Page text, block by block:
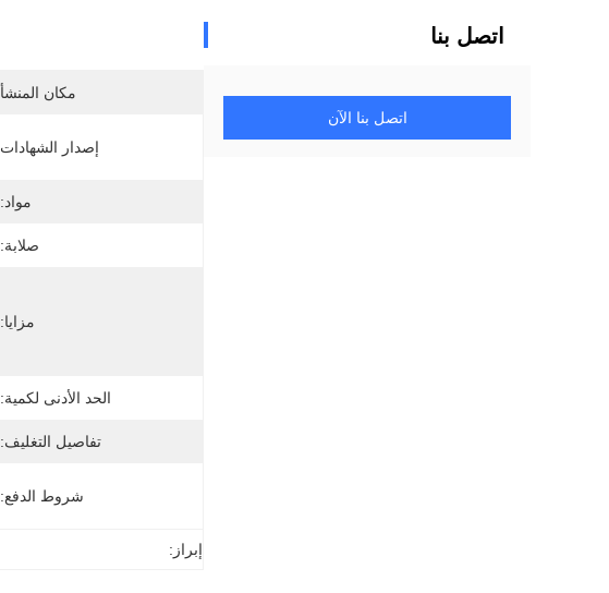
اتصل بنا
اتصل بنا الآن
مكان المنشأ
إصدار الشهادات
مواد:
صلابة:
مزايا:
الحد الأدنى لكمية:
تفاصيل التغليف:
شروط الدفع:
إبراز: